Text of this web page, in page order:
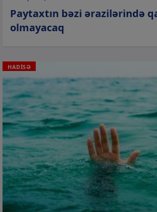
Paytaxtın bəzi ərazilərində
olmayacaq
HADİSƏ